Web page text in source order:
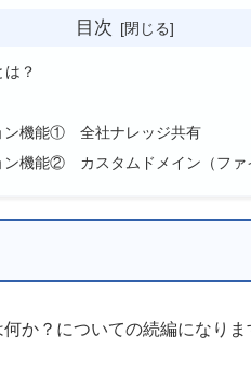
目次
？
ン機能① 全社ナレッジ共有
ン機能② カスタムドメイン（ファ
か？についての続編になりま